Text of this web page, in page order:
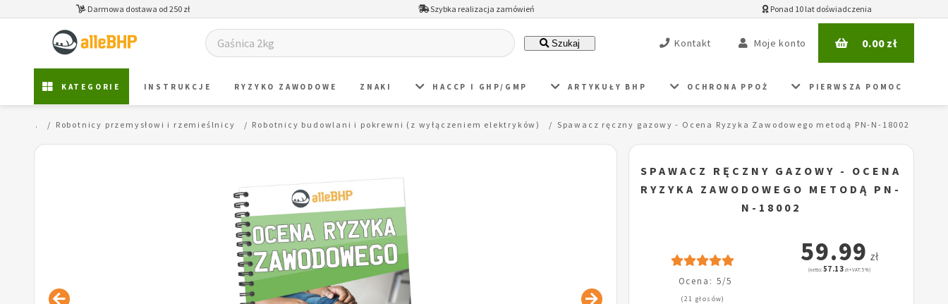
Darmowa dostawa od 250 zł Szybka realizacja zamówień Ponad 10 lat doświadczenia
Szukaj Kontakt Moje konto 0.00zł
KATEGORIE INSTRUKCJE RYZYKO ZAWODOWE ZNAKI HACCP I GHP/GMP ARTYKUŁY BHP OCHRONA PPOŻ PIERWSZA POMOC
... Robotnicy przemysłowi i rzemieślnicy Robotnicy budowlani i pokrewni (z wyłączeniem elektryków) Spawacz ręczny gazowy - Ocena Ryzyka Zawodowego metodą PN-N-18002
SPAWACZ RĘCZNY GAZOWY - OCENA
RYZYKA ZAWODOWEGO METODĄ PN-
N-18002
Ocena: 5/5
(21 głosów)
59.99 zł
(netto:57.13 zł + VAT: 5%)